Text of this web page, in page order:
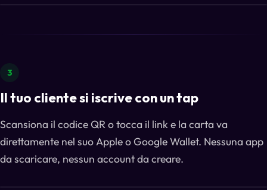
3
Il tuo cliente si iscrive con un tap
Scansiona il codice QR o tocca il link e la carta va
direttamente nel suo Apple o Google Wallet. Nessuna app
da scaricare, nessun account da creare.